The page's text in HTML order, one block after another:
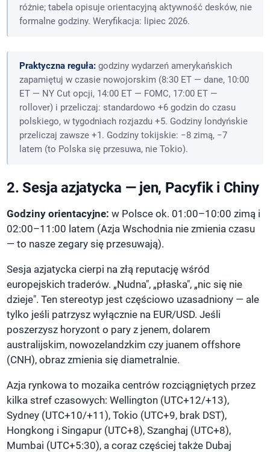
różnie; tabela opisuje orientacyjną aktywność desków, nie
formalne godziny. Weryfikacja: lipiec 2026.
Praktyczna reguła:godziny wydarzeń amerykańskich
zapamiętuj w czasie nowojorskim (8:30 ET — dane, 10:00
ET — NY Cut opcji, 14:00 ET — FOMC, 17:00 ET —
rollover) i przeliczaj: standardowo +6 godzin do czasu
polskiego, w tygodniach rozjazdu +5. Godziny londyńskie
przeliczaj zawsze +1. Godziny tokijskie: −8 zimą, −7
latem (to Polska się przesuwa, nie Tokio).
2. Sesja azjatycka — jen, Pacyfik i Chiny
Godziny orientacyjne: w Polsce ok. 01:00–10:00 zimą i
02:00–11:00 latem (Azja Wschodnia nie zmienia czasu
— to nasze zegary się przesuwają).
Sesja azjatycka cierpi na złą reputację wśród
europejskich traderów. „Nudna", „płaska", „nic się nie
dzieje". Ten stereotyp jest częściowo uzasadniony — ale
tylko jeśli patrzysz wyłącznie na EUR/USD. Jeśli
poszerzysz horyzont o pary z jenem, dolarem
australijskim, nowozelandzkim czy juanem offshore
(CNH), obraz zmienia się diametralnie.
Azja rynkowa to mozaika centrów rozciągniętych przez
kilka stref czasowych: Wellington (UTC+12/+13),
Sydney (UTC+10/+11), Tokio (UTC+9, brak DST),
Hongkong i Singapur (UTC+8), Szanghaj (UTC+8),
Mumbai (UTC+5:30), a coraz częściej także Dubaj